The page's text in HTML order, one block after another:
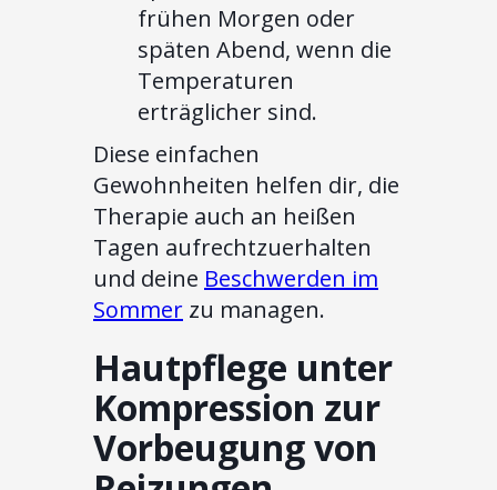
frühen Morgen oder
späten Abend, wenn die
Temperaturen
erträglicher sind.
Diese einfachen
Gewohnheiten helfen dir, die
Therapie auch an heißen
Tagen aufrechtzuerhalten
und deine Beschwerden im
Sommer zu managen.
Hautpflege unter
Kompression zur
Vorbeugung von